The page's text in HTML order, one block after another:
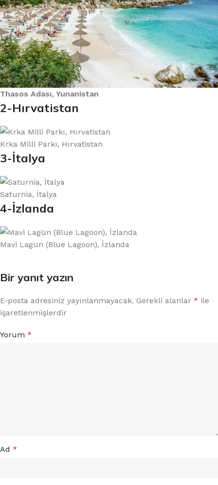
Thasos Adası, Yunanistan
2-Hırvatistan
Krka Milli Parkı, Hırvatistan
3-İtalya
Saturnia, İtalya
4-İzlanda
Mavi Lagün (Blue Lagoon), İzlanda
Bir yanıt yazın
E-posta adresiniz yayınlanmayacak. Gerekli alanlar * ile
işaretlenmişlerdir
Yorum *
Ad *